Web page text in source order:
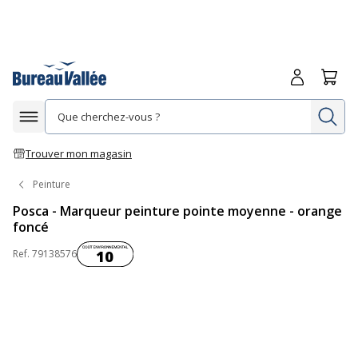
Afficher la navigation
Trouver mon magasin
Me
Peinture
Posca - Marqueur peinture pointe moyenne - orange
foncé
Ref. 79138576Coût environnemental :
10